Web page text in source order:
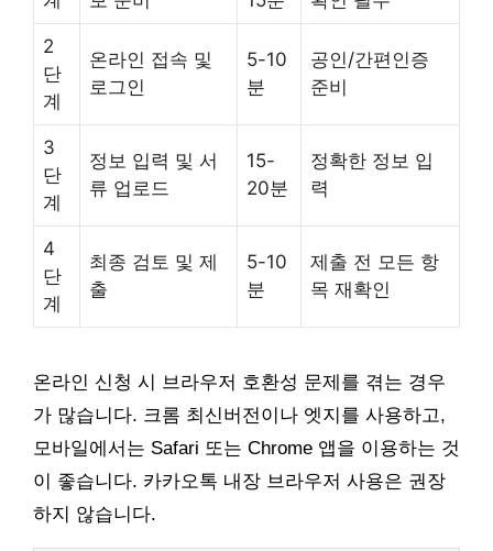
2
단
계
온라인 접속 및
로그인
5-10
분
공인/간편인증
준비
3
단
계
정보 입력 및 서
류 업로드
15-
20분
정확한 정보 입
력
4
단
계
최종 검토 및 제
출
5-10
분
제출 전 모든 항
목 재확인
온라인 신청 시 브라우저 호환성 문제를 겪는 경우
가 많습니다. 크롬 최신버전이나 엣지를 사용하고,
모바일에서는 Safari 또는 Chrome 앱을 이용하는 것
이 좋습니다. 카카오톡 내장 브라우저 사용은 권장
하지 않습니다.